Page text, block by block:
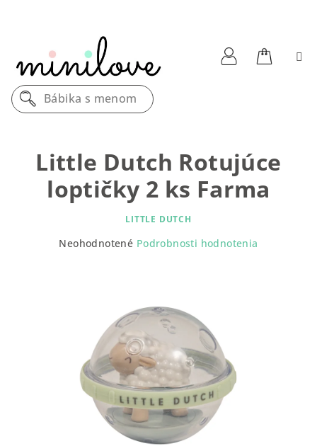
Bábika s menom
Little Dutch Rotujúce
loptičky 2 ks Farma
LITTLE DUTCH
Neohodnotené Podrobnosti hodnotenia